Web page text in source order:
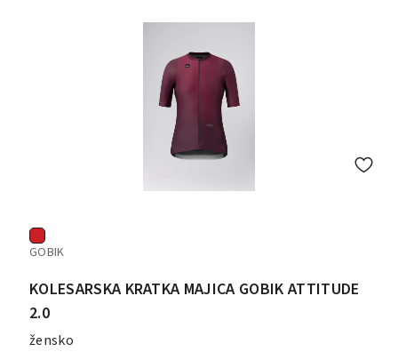
GOBIK
KOLESARSKA KRATKA MAJICA GOBIK ATTITUDE
2.0
žensko